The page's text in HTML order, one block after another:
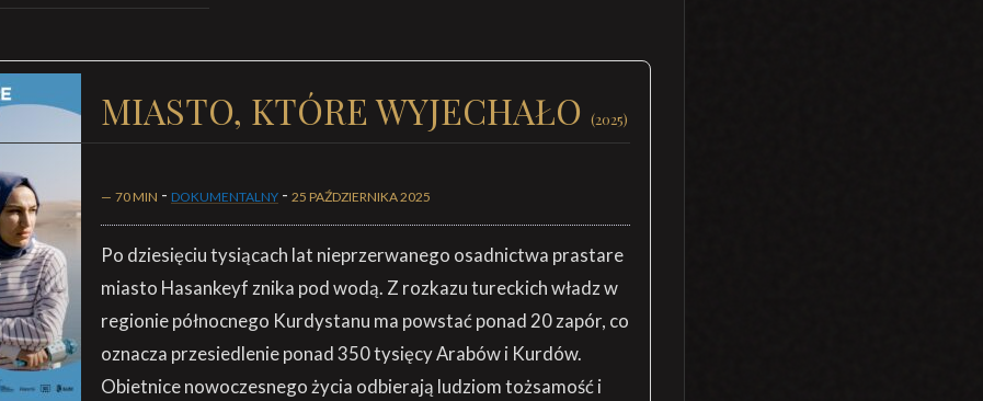
MIASTO, KTÓRE WYJECHAŁO (2025)
— 70 MIN - DOKUMENTALNY - 25 PAŹDZIERNIKA 2025
Po dziesięciu tysiącach lat nieprzerwanego osadnictwa prastare
miasto Hasankeyf znika pod wodą. Z rozkazu tureckich władz w
regionie północnego Kurdystanu ma powstać ponad 20 zapór, co
oznacza przesiedlenie ponad 350 tysięcy Arabów i Kurdów.
Obietnice nowoczesnego życia odbierają ludziom tożsamość i